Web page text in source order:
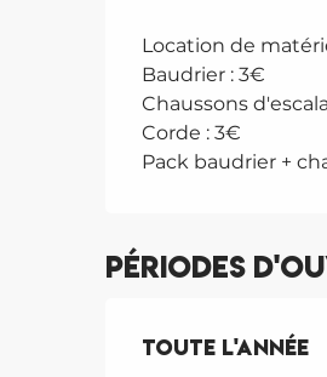
Location de
Baudrier : 3€
Chaussons
Corde : 3€
Pack baudrier +
Périodes
Toute l'année
Toute l'année